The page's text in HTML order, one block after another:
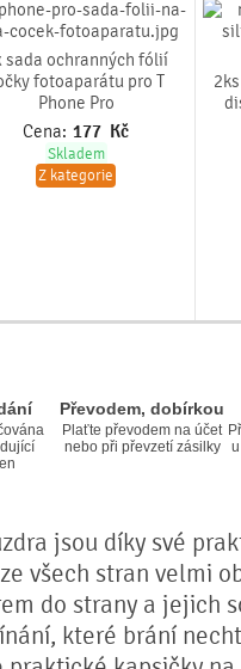
sada ochranných fólií
fotoaparátu pro T
Phone Pro
Cena: 177 Kč
Skladem
Z kategorie
Převodem, dobírkou
Plaťte převodem na účet
nebo při převzetí zásilky
jsou díky své
všech stran velmi
do strany a jejich
které brání